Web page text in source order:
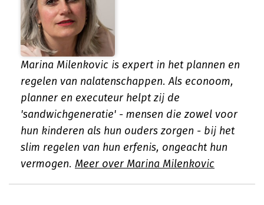
Marina Milenkovic is expert in het plannen en
regelen van nalatenschappen. Als econoom,
planner en executeur helpt zij de
'sandwichgeneratie' - mensen die zowel voor
hun kinderen als hun ouders zorgen - bij het
slim regelen van hun erfenis, ongeacht hun
vermogen. Meer over Marina Milenkovic